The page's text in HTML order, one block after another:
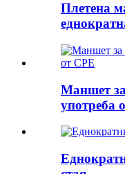
Плетена
Маншет
употреба